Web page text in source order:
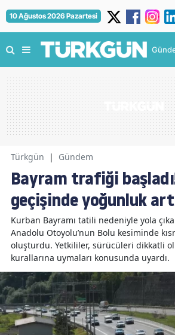
10 Ağustos 2026 Pazartesi
Türkgün | Gündem
Bayram trafiği
geçişinde yoğunluk
Kurban Bayramı tatili nedeniyle yola
Anadolu Otoyolu’nun Bolu kesiminde
oluşturdu. Yetkililer, sürücüleri dikkatli
kurallarına uymaları konusunda uyardı.